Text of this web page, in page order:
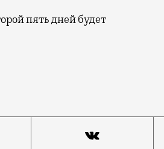
пять дней будет